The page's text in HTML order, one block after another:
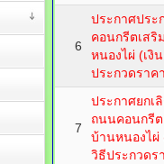
6
ประกาศประ
คอนกรีตเสริ
หนองไผ่ (เงิ
ประกวดราค
7
ประกาศยกเ
ถนนคอนกรีต
บ้านหนองไผ่
วิธีประกวดร